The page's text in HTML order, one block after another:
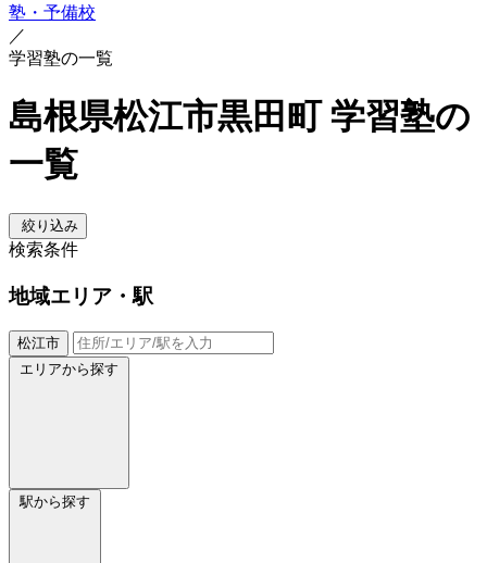
塾・予備校
／
学習塾の一覧
島根県松江市黒田町 学習塾の
一覧
絞り込み
検索条件
地域エリア・駅
松江市
エリアから探す
駅から探す